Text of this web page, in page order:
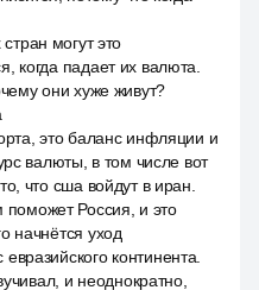
могут это
когда падает их валюта.
они хуже живут?
это баланс инфляции и
валюты, в том числе вот
что сша войдут в иран.
Россия, и это
начнётся уход
континента.
и неоднократно,